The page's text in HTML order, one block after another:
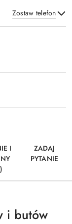
Zostaw telefon
I
ZADAJ
PYTANIE
i butów